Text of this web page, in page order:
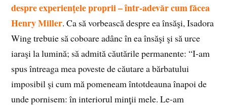
despre experienţele proprii – într-adevăr cum făcea
Henry Miller. Ca să vorbească despre ea însăşi, Isadora
Wing trebuie să coboare adânc în ea însăşi şi să urce
iaraşi la lumină; să admită căutările permanente: “I-am
spus întreaga mea poveste de căutare a bărbatului
imposibil şi cum mă pomeneam întotdeauna înapoi de
unde pornisem: în interiorul minţii mele. Le-am